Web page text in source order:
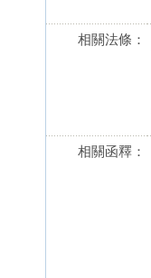
相關法條：
相關函釋：